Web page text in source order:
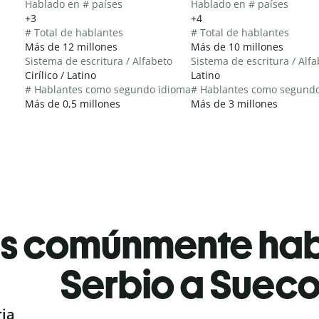
Hablado en # países
+3
# Total de hablantes
Más de 12 millones
Sistema de escritura / Alfabeto
Cirílico / Latino
# Hablantes como segundo idioma
Más de 0,5 millones
Hablado en # países
+4
# Total de hablantes
Más de 10 millones
Sistema de escritura /
Latino
# Hablantes como
Más de 3 millones
comúnmente
Serbio a